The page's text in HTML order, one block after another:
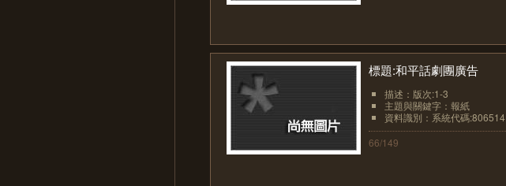
標題:和平話劇團廣告
描述：版次:1-3
主題與關鍵字：報紙
資料識別：系統代碼:806514
66/149